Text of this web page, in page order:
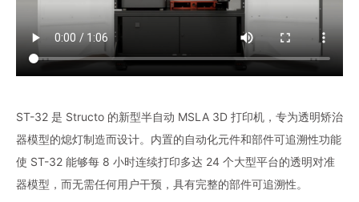
ST-32 是 Structo 的新型半自动 MSLA 3D 打印机，专为透明矫治
器模型的熄灯制造而设计。内置的自动化元件和部件可追溯性功能
使 ST-32 能够每 8 小时连续打印多达 24 个大型平台的透明对准
器模型，而无需任何用户干预，具有完整的部件可追溯性。